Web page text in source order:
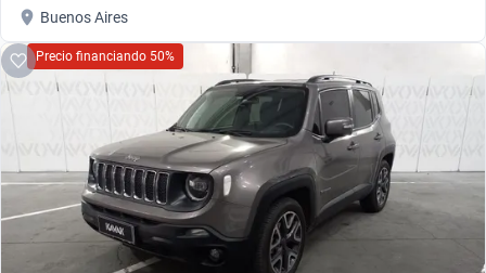
Buenos Aires
Precio financiando 50%